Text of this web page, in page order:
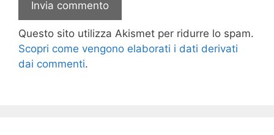
Questo sito utilizza Akismet per ridurre lo spam.
Scopri come vengono elaborati i dati derivati
dai commenti.